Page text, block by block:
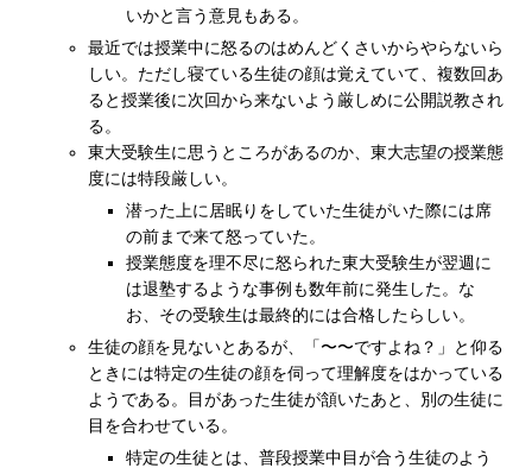
いかと言う意見もある。
最近では授業中に怒るのはめんどくさいからやらないら
しい。ただし寝ている生徒の顔は覚えていて、複数回あ
ると授業後に次回から来ないよう厳しめに公開説教され
る。
東大受験生に思うところがあるのか、東大志望の授業態
度には特段厳しい。
潜った上に居眠りをしていた生徒がいた際には席
の前まで来て怒っていた。
授業態度を理不尽に怒られた東大受験生が翌週に
は退塾するような事例も数年前に発生した。な
お、その受験生は最終的には合格したらしい。
生徒の顔を見ないとあるが、「〜〜ですよね？」と仰る
ときには特定の生徒の顔を伺って理解度をはかっている
ようである。目があった生徒が頷いたあと、別の生徒に
目を合わせている。
特定の生徒とは、普段授業中目が合う生徒のよう